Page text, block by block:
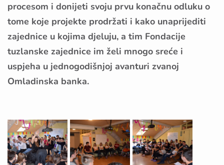
procesom i donijeti svoju prvu konačnu odluku o
tome koje projekte prodržati i kako unaprijediti
zajednice u kojima djeluju, a tim Fondacije
tuzlanske zajednice im želi mnogo sreće i
uspjeha u jednogodišnjoj avanturi zvanoj
Omladinska banka.